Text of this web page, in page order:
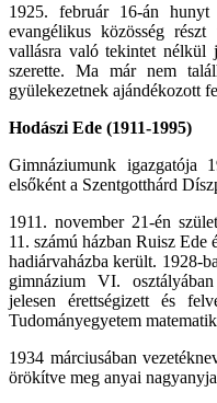
1925. február 16-án hunyt
evangélikus közösség
vallásra való tekintet nélkül
szerette. Ma már nem
gyülekezetnek ajándékozott
Hodászi Ede (1911-1995)
Gimnáziumunk
elsőként a Szentgotthárd
1911. november 21-én
11. számú házban Ruisz
hadiárvaházba került. 1928-
gimnázium VI.
jelesen érettségizett és
Tudományegyetem
1934 márciusában
örökítve meg anyai